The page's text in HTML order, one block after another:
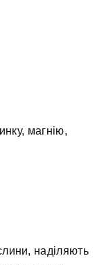
магнію,
наділяють